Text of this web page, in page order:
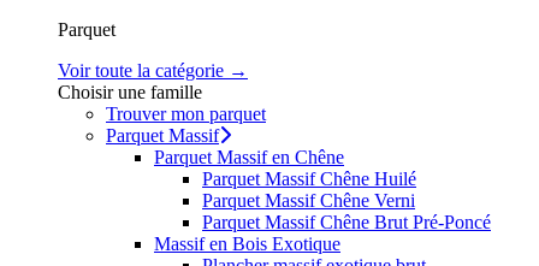
Parquet
Voir toute la catégorie →
Choisir une famille
Trouver mon parquet
Parquet Massif
Parquet Massif en Chêne
Parquet Massif Chêne Huilé
Parquet Massif Chêne Verni
Parquet Massif Chêne Brut Pré-Poncé
Massif en Bois Exotique